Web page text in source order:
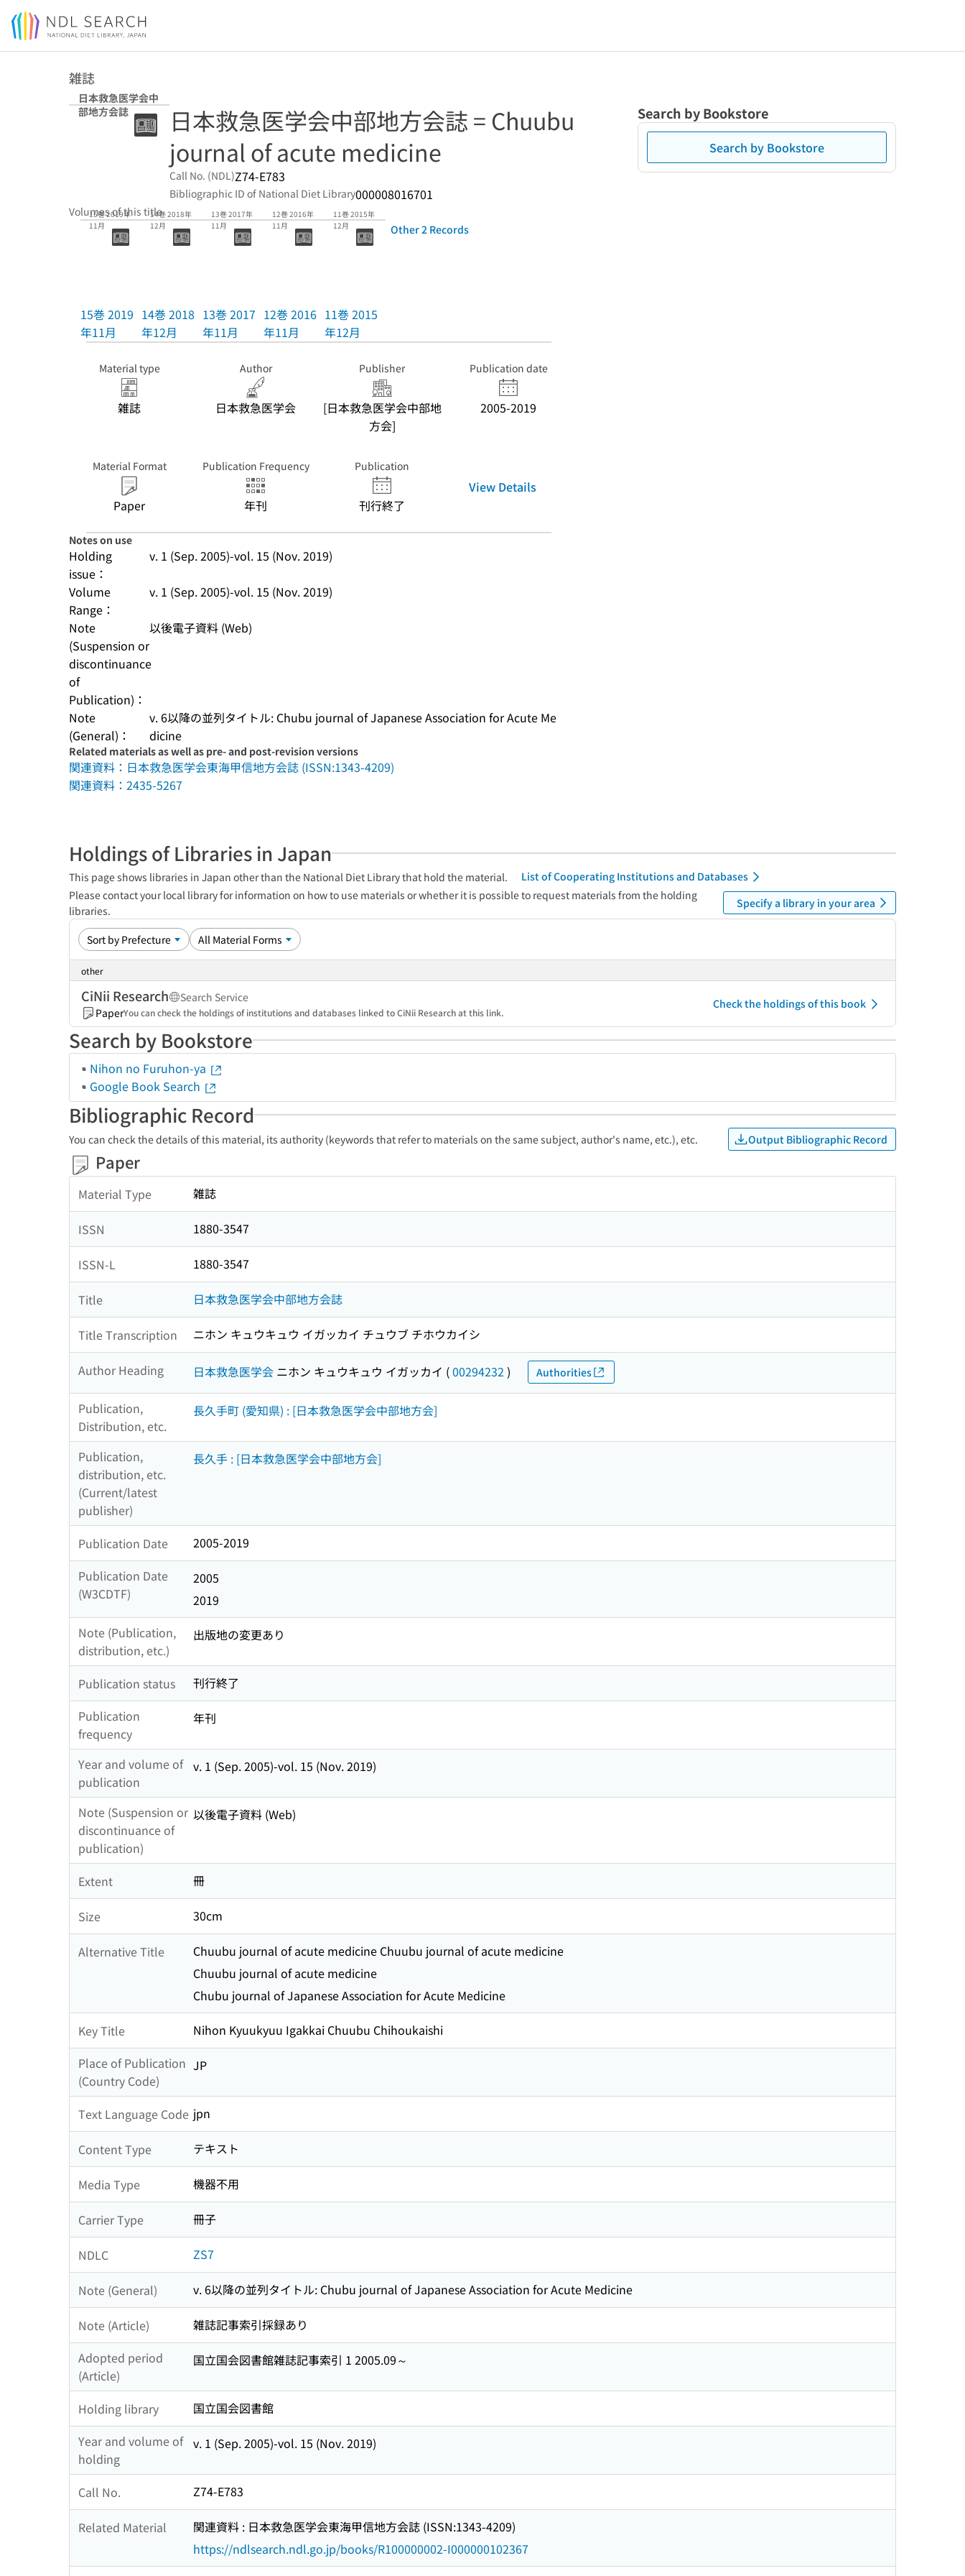
Jump to main content
雑誌
日本救急医学会中
部地方会誌
日本救急医学会中部地方会誌 = Chuubu
journal of acute medicine
Call No. (NDL)Z74-E783
Bibliographic ID of National Diet Library000008016701
Volumes of this title
15巻 2019年
11月
15巻 2019
年11月
14巻 2018年
12月
14巻 2018
年12月
13巻 2017年
11月
13巻 2017
年11月
12巻 2016年
11月
12巻 2016
年11月
11巻 2015年
12月
11巻 2015
年12月
Other 2 Records
Material type
雑誌
Author
日本救急医学会
Publisher
[日本救急医学会中部地
方会]
Publication date
2005-2019
Material Format
Paper
Publication Frequency
年刊
Publication
刊行終了
View Details
Notes on use
Holding
issue：
v. 1 (Sep. 2005)-vol. 15 (Nov. 2019)
Volume
Range：
v. 1 (Sep. 2005)-vol. 15 (Nov. 2019)
Note
(Suspension or
discontinuance
of
Publication)：
以後電子資料 (Web)
Note
(General)：
v. 6以降の並列タイトル: Chubu journal of Japanese Association for Acute Me
dicine
Related materials as well as pre- and post-revision versions
関連資料：日本救急医学会東海甲信地方会誌 (ISSN:1343-4209)
関連資料：2435-5267
Search by Bookstore
Search by Bookstore
Holdings of Libraries in Japan
This page shows libraries in Japan other than the National Diet Library that hold the material.
List of Cooperating Institutions and Databases
Please contact your local library for information on how to use materials or whether it is possible to request materials from the holding
libraries.
Specify a library in your area
other
CiNii Research
Search Service
PaperYou can check the holdings of institutions and databases linked to CiNii Research at this link.
Check the holdings of this book
Search by Bookstore
Nihon no Furuhon-ya
Google Book Search
Bibliographic Record
You can check the details of this material, its authority (keywords that refer to materials on the same subject, author's name, etc.), etc. Output Bibliographic Record
Paper
Material Type 雑誌
ISSN 1880-3547
ISSN-L 1880-3547
Title 日本救急医学会中部地方会誌
Title Transcription ニホン キュウキュウ イガッカイ チュウブ チホウカイシ
Author Heading 日本救急医学会 ニホン キュウキュウ イガッカイ (00294232 ) Authorities
Publication,
Distribution, etc.
長久手町 (愛知県) : [日本救急医学会中部地方会]
Publication,
distribution, etc.
(Current/latest
publisher)
長久手 : [日本救急医学会中部地方会]
Publication Date
2005-2019
Publication Date
(W3CDTF)
2005
2019
Note (Publication,
distribution, etc.)
出版地の変更あり
Publication status
刊行終了
Publication
frequency
年刊
Year and volume of
publication
v. 1 (Sep. 2005)-vol. 15 (Nov. 2019)
Note (Suspension or
discontinuance of
publication)
以後電子資料 (Web)
Extent 冊
Size 30cm
Alternative Title
Chuubu journal of acute medicine Chuubu journal of acute medicine
Chuubu journal of acute medicine
Chubu journal of Japanese Association for Acute Medicine
Key Title
Nihon Kyuukyuu Igakkai Chuubu Chihoukaishi
Place of Publication
(Country Code)
JP
Text Language Code jpn
Content Type テキスト
Media Type 機器不用
Carrier Type 冊子
NDLC ZS7
Note (General) v. 6以降の並列タイトル: Chubu journal of Japanese Association for Acute Medicine
Note (Article)
雑誌記事索引採録あり
Adopted period
(Article)
国立国会図書館雑誌記事索引 1 2005.09～
Holding library
国立国会図書館
Year and volume of
holding
v. 1 (Sep. 2005)-vol. 15 (Nov. 2019)
Call No. Z74-E783
Related Material
関連資料 : 日本救急医学会東海甲信地方会誌 (ISSN:1343-4209)
https://ndlsearch.ndl.go.jp/books/R100000002-I000000102367